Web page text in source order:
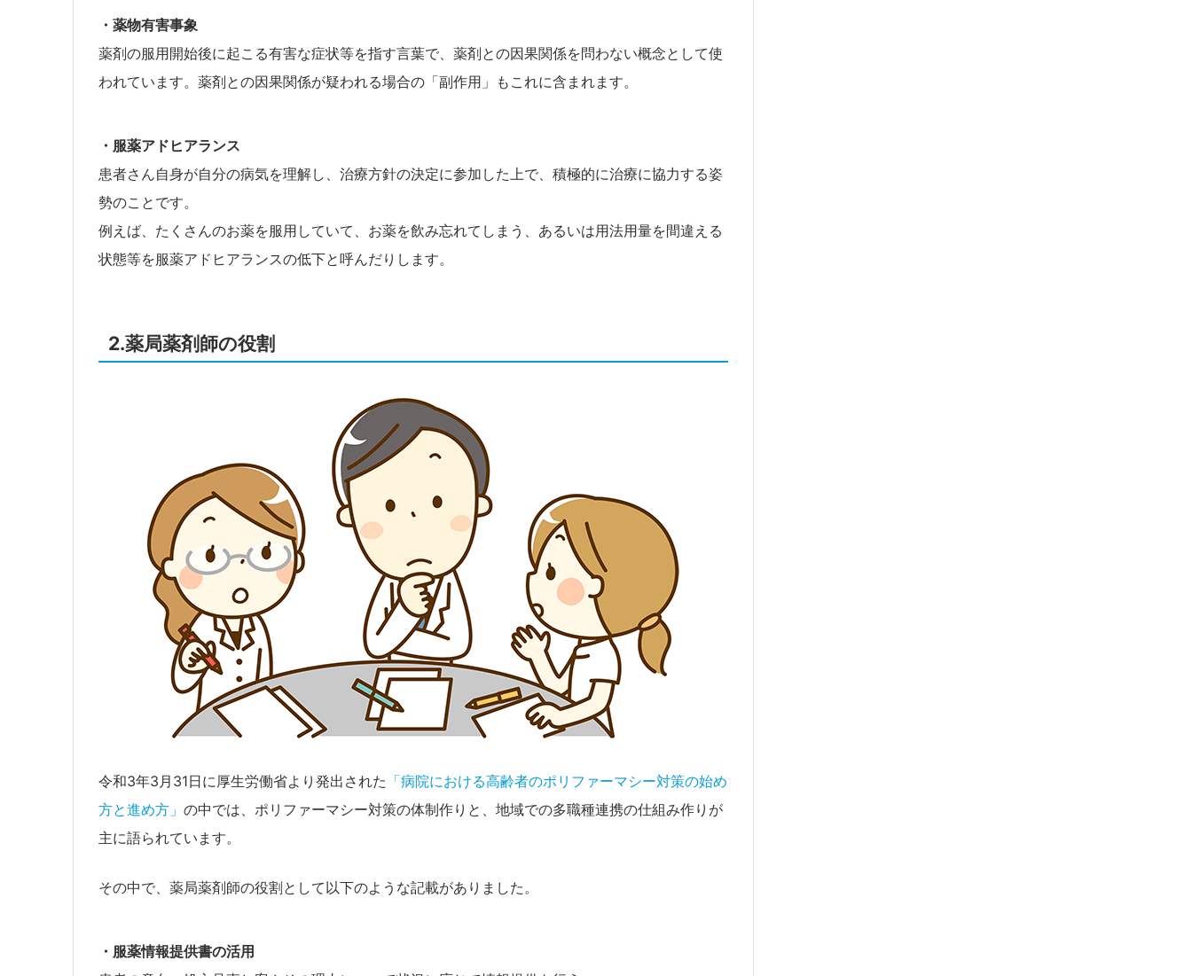
・薬物有害事象
薬剤の服用開始後に起こる有害な症状等を指す言葉で、薬剤との因果関係を問わない概念として使
われています。薬剤との因果関係が疑われる場合の「副作用」もこれに含まれます。
・服薬アドヒアランス
患者さん自身が自分の病気を理解し、治療方針の決定に参加した上で、積極的に治療に協力する姿
勢のことです。
例えば、たくさんのお薬を服用していて、お薬を飲み忘れてしまう、あるいは用法用量を間違える
状態等を服薬アドヒアランスの低下と呼んだりします。
2.薬局薬剤師の役割
令和3年3月31日に厚生労働省より発出された 「病院における高齢者のポリファーマシー対策の始め
方と進め方」 の中では、ポリファーマシー対策の体制作りと、地域での多職種連携の仕組み作りが
主に語られています。
その中で、薬局薬剤師の役割として以下のような記載がありました。
・服薬情報提供書の活用